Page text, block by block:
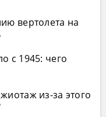
вертолета на
с 1945: чего
из-за этого